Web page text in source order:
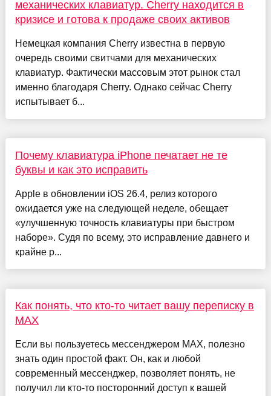
механических клавиатур. Cherry находится в
кризисе и готова к продаже своих активов
Немецкая компания Cherry известна в первую
очередь своими свитчами для механических
клавиатур. Фактически массовым этот рынок стал
именно благодаря Cherry. Однако сейчас Cherry
испытывает б...
Почему клавиатура iPhone печатает не те
буквы и как это исправить
Apple в обновлении iOS 26.4, релиз которого
ожидается уже на следующей неделе, обещает
«улучшенную точность клавиатуры при быстром
наборе». Судя по всему, это исправление давнего и
крайне р...
Как понять, что кто-то читает вашу переписку в
MAX
Если вы пользуетесь мессенджером MAX, полезно
знать один простой факт. Он, как и любой
современный мессенджер, позволяет понять, не
получил ли кто-то посторонний доступ к вашей